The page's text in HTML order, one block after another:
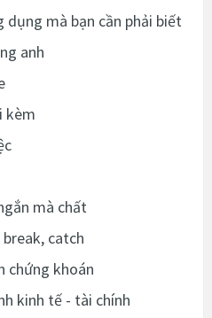
dụng mà bạn cần phải biết
anh
kèm
mà chất
catch
chứng khoán
kinh tế - tài chính